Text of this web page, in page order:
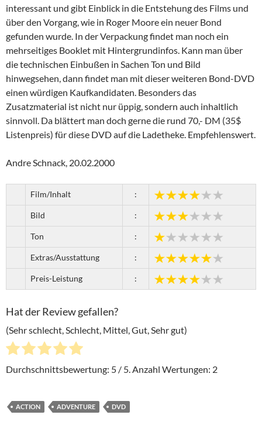
interessant und gibt Einblick in die Entstehung des Films und
über den Vorgang, wie in Roger Moore ein neuer Bond
gefunden wurde. In der Verpackung findet man noch ein
mehrseitiges Booklet mit Hintergrundinfos. Kann man über
die technischen Einbußen in Sachen Ton und Bild
hinwegsehen, dann findet man mit dieser weiteren Bond-DVD
einen würdigen Kaufkandidaten. Besonders das
Zusatzmaterial ist nicht nur üppig, sondern auch inhaltlich
sinnvoll. Da blättert man doch gerne die rund 70,- DM (35$
Listenpreis) für diese DVD auf die Ladetheke. Empfehlenswert.
Andre Schnack, 20.02.2000
Film/Inhalt :
Bild :
Ton :
Extras/Ausstattung :
Preis-Leistung :
Hat der Review gefallen?
(Sehr schlecht, Schlecht, Mittel, Gut, Sehr gut)
Durchschnittsbewertung: 5 / 5. Anzahl Wertungen: 2
ACTION ADVENTURE DVD